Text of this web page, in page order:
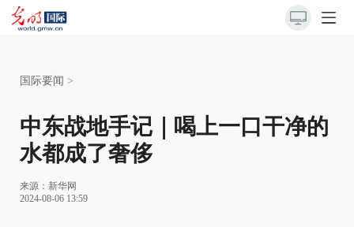
国际要闻 >
中东战地手记｜喝上一口干净的
水都成了奢侈
来源： 新华网
2024-08-06 13:59